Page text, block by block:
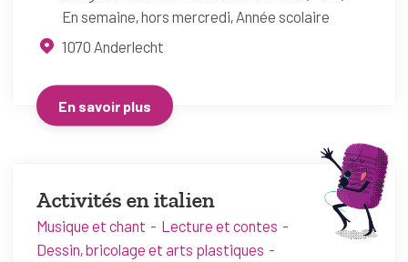
En semaine, hors mercredi Année scolaire
1070 Anderlecht
En savoir plus
Activités en italien
Musique et chant
Lecture et contes
Dessin, bricolage et arts plastiques